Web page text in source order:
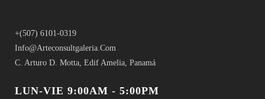
+(507) 6101-0319
Info@arteconsultgaleria.com
C. Arturo D. Motta, Edif Amelia, Panamá
LUN-VIE 9:00AM - 5:00PM